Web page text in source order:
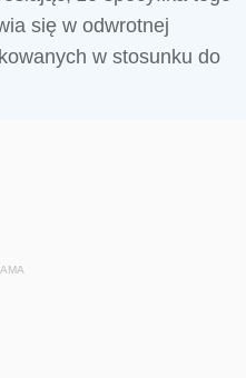
się w odwrotnej
w stosunku do